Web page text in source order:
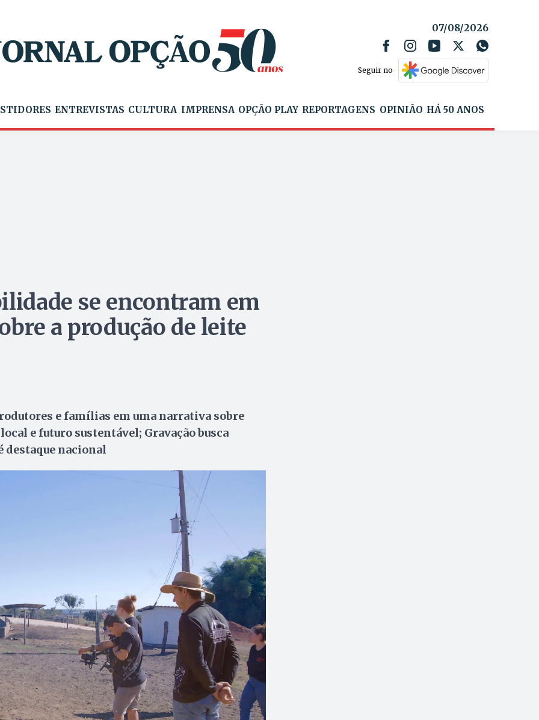
07/08/2026
Seguir no
ENTREVISTAS CULTURA IMPRENSA OPÇÃO PLAY REPORTAGENS OPINIÃO HÁ 50 ANOS
se encontram em
a produção de leite
e famílias em uma narrativa sobre
e futuro sustentável; Gravação busca
destaque nacional